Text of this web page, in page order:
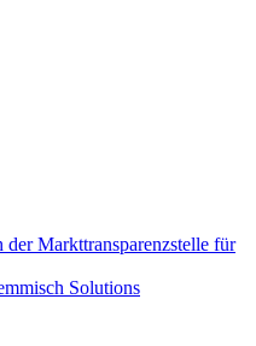
der Markttransparenzstelle für
Solutions